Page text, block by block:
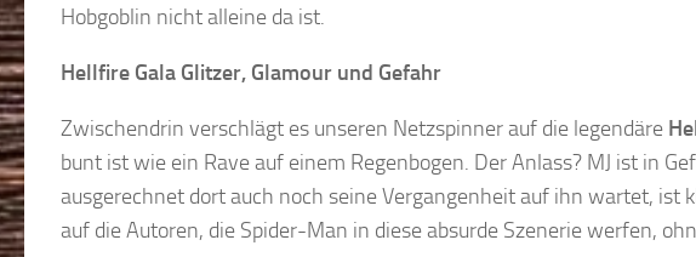
Hobgoblin nicht alleine da ist.
Hellfire Gala Glitzer, Glamour und Gefahr
Zwischendrin verschlägt es unseren Netzspinner auf die legendäre
bunt ist wie ein Rave auf einem Regenbogen. Der Anlass? MJ ist in
ausgerechnet dort auch noch seine Vergangenheit auf ihn wartet, ist
auf die Autoren, die Spider-Man in diese absurde Szenerie werfen,